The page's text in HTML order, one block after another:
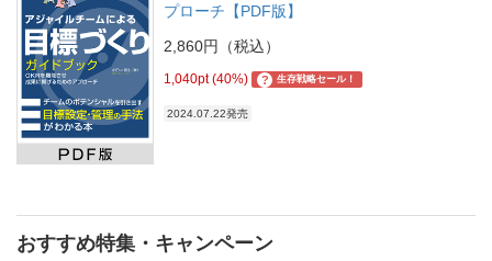
プローチ【PDF版】
2,860円（税込）
1,040pt (40%) ? 生存戦略セール！
2024.07.22発売
おすすめ特集・キャンペーン